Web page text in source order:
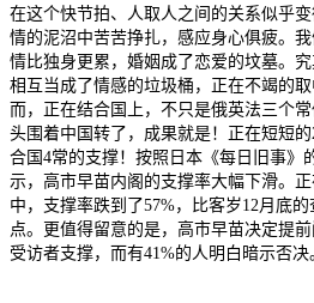
在这个快节拍、人取人之间的关系似乎
情的泥沼中苦苦挣扎，感应身心俱疲。
情比独身更累，婚姻成了恋爱的坟墓。
相互当成了情感的垃圾桶，正在不竭的
而，正在结合国上，不只是俄英法三个
头围着中国转了，成果就是！正在短短
合国4常的支撑！按照日本《每日旧事》
示，高市早苗内阁的支撑率大幅下滑。
中，支撑率跌到了57%，比客岁12月底
点。更值得留意的是，高市早苗决定提
受访者支撑，而有41%的人明白暗示否决